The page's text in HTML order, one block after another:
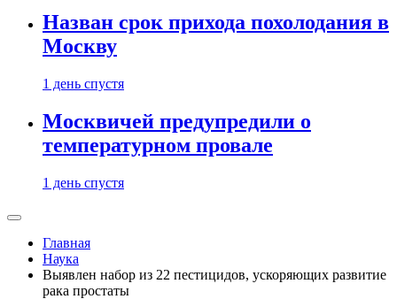
Назван срок прихода похолодания в
Москву
1 день спустя
Москвичей предупредили о
температурном провале
1 день спустя
Главная
Наука
Выявлен набор из 22 пестицидов, ускоряющих развитие
рака простаты